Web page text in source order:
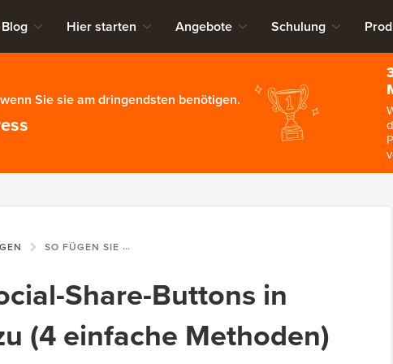
Blog Hier starten Angebote Schulung
Sie sie am dringendsten benötigen.
SO FÜGEN SIE SOCIAL-SHARE-BUTTONS IN WORDPRESS HINZU (4 EINFACHE METHODEN)
Share-Buttons in
(4 einfache Methoden)